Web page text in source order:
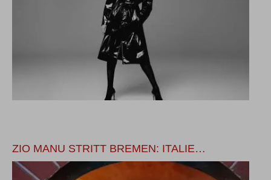
ZIO MANU STRITT BREMEN: ITALIE…